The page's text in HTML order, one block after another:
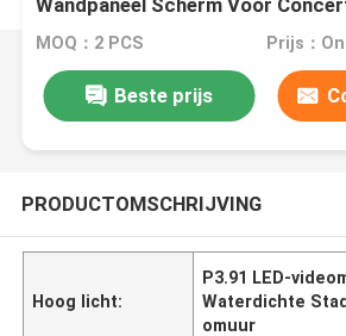
Wandpaneel Scherm Voor
MOQ：2 PCS Prijs：
Beste prijs
PRODUCTOMSCHRIJVING
Hoog licht:
P3.91 LED-
Waterdichte
omuur